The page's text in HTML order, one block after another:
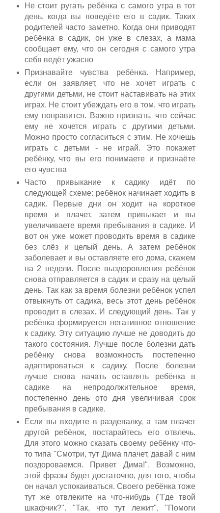
Не стоит ругать ребёнка с самого утра в тот
день, когда вы поведёте его в садик. Таких
родителей часто заметно. Когда они приводят
ребёнка в садик, он уже в слезах, а мама
сообщает ему, что он сегодня с самого утра
себя ведёт ужасно
Признавайте чувства ребёнка. Например,
если он заявляет, что не хочет играть с
другими детьми, не стоит наставивать на этих
играх. Не стоит убеждать его в том, что играть
ему понравится. Важно признать, что сейчас
ему не хочется играть с другими детьми.
Можно просто согласиться с этим. Не хочешь
играть с детьми - не играй. Это покажет
ребёнку, что вы его понимаете и признаёте
его чувства
Часто привыкание к садику идёт по
следующей схеме: ребёнок начинает ходить в
садик. Первые дни он ходит на короткое
время и плачет, затем привыкает и вы
увеличиваете время пребывания в садике. И
вот он уже может проводить время в садике
без слёз и целый день. А затем ребёнок
заболевает и вы оставляете его дома, скажем
на 2 недели. После выздоровления ребёнок
снова отправляется в садик и сразу на целый
день. Так как за время болезни ребёнок успел
отвыкнуть от садика, весь этот день ребёнок
проводит в слезах. И следующий день. Так у
ребёнка формируется негативное отношение
к садику. Эту ситуацию лучше не доводить до
такого состояния. Лучше после болезни дать
ребёнку снова возможность постепенно
адаптироваться к садику. После болезни
лучше снова начать оставлять ребёнка в
садике на непродолжительное время,
постепенно день ото дня увеличивая срок
пребывания в садике.
Если вы входите в раздевалку, а там плачет
другой ребёнок, постарайтесь его отвлечь.
Для этого можно сказать своему ребёнку что-
то типа "Смотри, тут Дима плачет, давай с ним
поздороваемся. Привет Дима!". Возможно,
этой фразы будет достаточно, для того, чтобы
он начал успокаиваться. Своего ребёнка тоже
тут же отвлеките на что-нибудь ("Где твой
шкафчик?". "Так, что тут лежит", "Помоги